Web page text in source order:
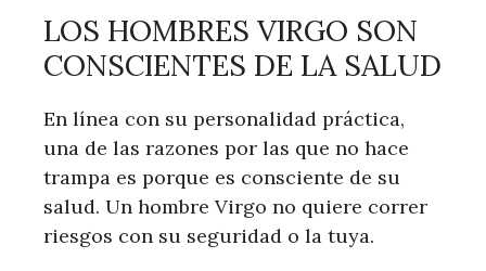
LOS HOMBRES VIRGO SON
CONSCIENTES DE LA SALUD
En línea con su personalidad práctica,
una de las razones por las que no hace
trampa es porque es consciente de su
salud. Un hombre Virgo no quiere correr
riesgos con su seguridad o la tuya.